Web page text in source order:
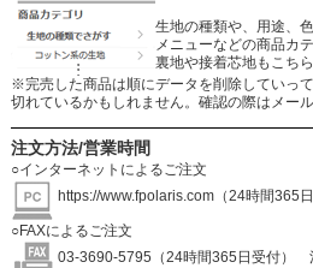
生地の種類や、用途、
メニューなどの商品カ
裏地や接着芯地もこち
※完売した商品は順にデータを削除していっ
切れているかもしれません。確認の際はメー
注文方法/営業時間
○インターネットによるご注文
https://www.fpolaris.com（24時間365日
○FAXによるご注文
03-3690-5795（24時間365日受付）